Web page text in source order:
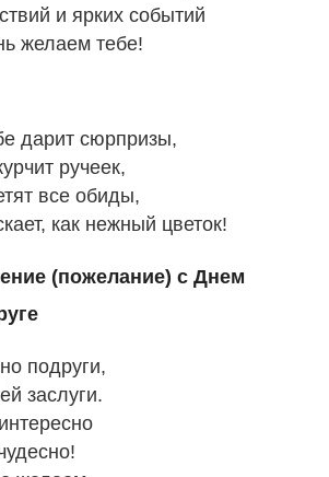
и ярких событий
желаем тебе!
дарит сюрпризы,
ручеек,
все обиды,
как нежный цветок!
(пожелание) с Днем
подруги,
заслуги.